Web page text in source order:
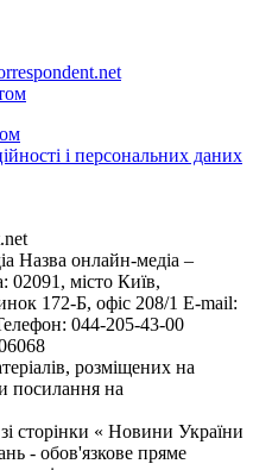
і персональних даних
Назва онлайн-медіа –
02091, місто Київ,
172-Б, офіс 208/1 E-mail:
044-205-43-00
розміщених на
посилання на
сторінки « Новини України
- обов'язкове пряме